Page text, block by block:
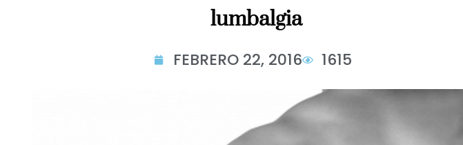
lumbalgia
FEBRERO 22, 2016 1615